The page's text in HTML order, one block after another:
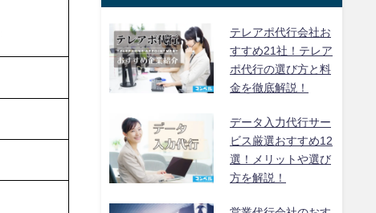
テレアポ代行会社お
すすめ21社！テレア
ポ代行の選び方と料
金を徹底解説！
データ入力代行サー
ビス厳選おすすめ12
選！メリットや選び
方を解説！